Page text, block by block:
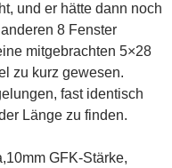
und er hätte dann noch
8 Fenster
mitgebrachten 5×28
zu kurz gewesen.
fast identisch
Länge zu finden.
GFK-Stärke,